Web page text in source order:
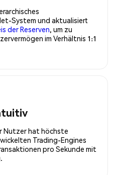
System und aktualisiert
der Reserven, um zu
im Verhältnis 1:1
Nutzer hat höchste
Trading-Engines
pro Sekunde mit